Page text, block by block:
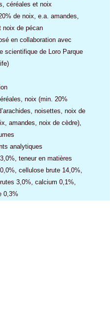
céréales et noix
de noix, e.a. amandes,
noix de pécan
en collaboration avec
scientifique de Loro Parque
noix (min. 20%
noisettes, noix de
amandes, noix de cèdre),
analytiques
teneur en matières
cellulose brute 14,0%,
3,0%, calcium 0,1%,
0,3%